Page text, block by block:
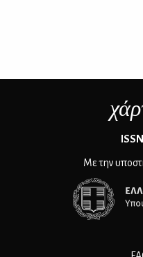
Με την